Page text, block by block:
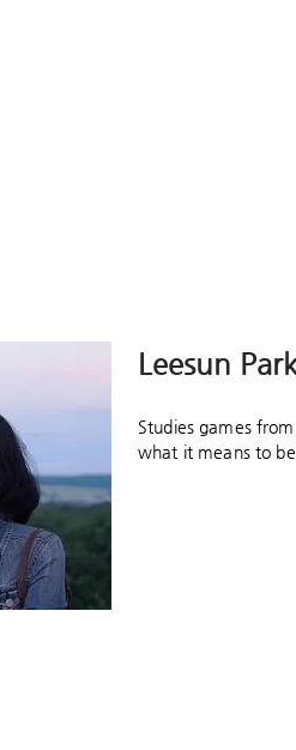
Leesun Park
Studies games
what it means to